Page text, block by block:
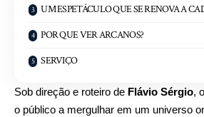
UM ESPETÁCULO QUE SE RENOVA A
POR QUE VER ARCANOS?
SERVIÇO
Sob direção e roteiro de Flávio Sérgio,
o público a mergulhar em um universo